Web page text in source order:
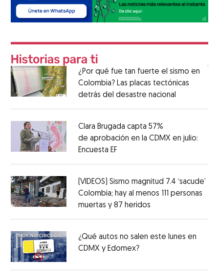
¿Por qué fue tan fuerte el sismo en
Colombia? Las placas tectónicas
detrás del desastre nacional
Clara Brugada capta 57%
de aprobación en la CDMX en julio:
Encuesta EF
(VIDEOS) Sismo magnitud 7.4 ‘sacude’
Colombia; hay al menos 111 personas
muertas y 87 heridos
¿Qué autos no salen este lunes en
CDMX y Edomex?